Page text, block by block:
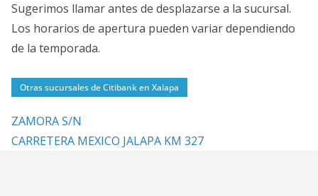
Sugerimos llamar antes de desplazarse a la sucursal.
Los horarios de apertura pueden variar dependiendo
de la temporada.
Otras sucursales de Citibank en Xalapa
ZAMORA S/N
CARRETERA MEXICO JALAPA KM 327